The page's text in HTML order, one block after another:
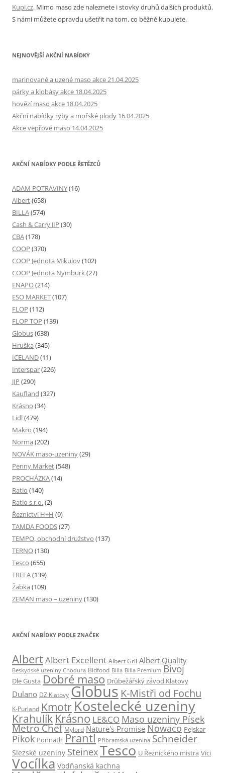
Kupi.cz. Mimo maso zde naleznete i stovky druhů dalších produktů.
S námi můžete opravdu ušetřit na tom, co běžně kupujete.
NEJNOVĚJŠÍ AKČNÍ NABÍDKY
marinované a uzené maso akce 21.04.2025
párky a klobásy akce 18.04.2025
hovězí maso akce 18.04.2025
Akční nabídky ryby a mořské plody 16.04.2025
Akce vepřové maso 14.04.2025
AKČNÍ NABÍDKY PODLE ŘETĚZCŮ
ADAM POTRAVINY(16)
Albert(658)
BILLA(574)
Cash & Carry JIP (30)
CBA(178)
COOP (370)
COOP Jednota Mikulov(102)
COOP Jednota Nymburk(27)
ENAPO(214)
ESO MARKET(107)
FLOP (112)
FLOP TOP (139)
Globus(638)
Hruška (345)
ICELAND(11)
Interspar(226)
JIP (290)
Kaufland (327)
Krásno (34)
Lidl(479)
Makro (194)
Norma (202)
NOVÁK maso-uzeniny(29)
Penny Market(548)
PROCHÁZKA(14)
Ratio (140)
Ratio s.r.o.(2)
Řeznictví H+H (9)
TAMDA FOODS(27)
TEMPO, obchodní družstvo (137)
TERNO(130)
Tesco (655)
TREFA(139)
Žabka (109)
ZEMAN maso – uzeniny(130)
AKČNÍ NABÍDKY PODLE ZNAČEK
AlbertAlbert Excellent Albert Gril Albert Quality
Beskydské uzeniny Chodura Bidfood Billa Billa Premium Bivoj
Dle Gusta Dobré maso Drůbežářský závod Klatovy
Dulano DZ Klatovy Globus K-Mistři od Fochu
K-Purland Kmotr Kostelecké uzeniny
KrahulíkKrásno LE&CO Maso uzeniny Písek
Metro Chef Mylord Nature's Promise Nowaco Pejskar
Pikok Ponnath Prantl Příbramská uzenina Schneider
Slezské uzeniny SteinexTesco U Řeznického mistra Vici
Vocílka Vodňanská kachna